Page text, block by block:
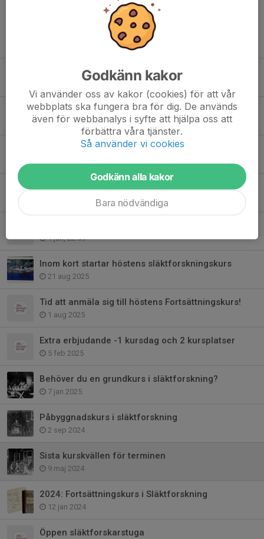
Hösten släktforskningskurs - en Fortsättningskurs
28 jul, 13:28
13 jan, 13:51
Grundkurs i släktforskning våren 2026
1 jan, 22:59
Inom kort startar höstens släktforskningskurs
21 aug 2025
Tid att anmäla sig till höstens Fortsättningskurs!
1 aug 2025
Extra erbjudande -1 kursdag och 2 kursplatser
5 feb 2025
Behöver du en grundkurs i släktforskning?
7 jan 2025
Påbyggnadskurs i släktforskning
2 sep 2024
Sista kurskvällen för terminen
9 maj 2024
2024: Fortsättningskurs i Släktforskning
12 jan 2024
Öppen släktforskarstuga
Godkänn kakor
Vi använder oss av kakor (cookies) för att vår
webbplats ska fungera bra för dig. De används
även för webbanalys i syfte att hjälpa oss att
förbättra våra tjänster.
Så använder vi cookies
Godkänn alla kakor
Bara nödvändiga